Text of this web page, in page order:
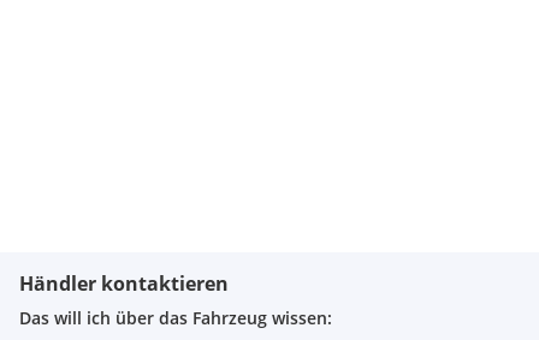
Händler kontaktieren
Das will ich über das Fahrzeug wissen: